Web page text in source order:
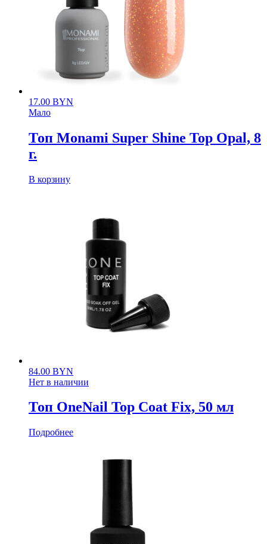
17.00 BYN
Мало
Топ Monami Super Shine Top Opal, 8
г.
В корзину
84.00 BYN
Нет в наличии
Топ OneNail Top Coat Fix, 50 мл
Подробнее